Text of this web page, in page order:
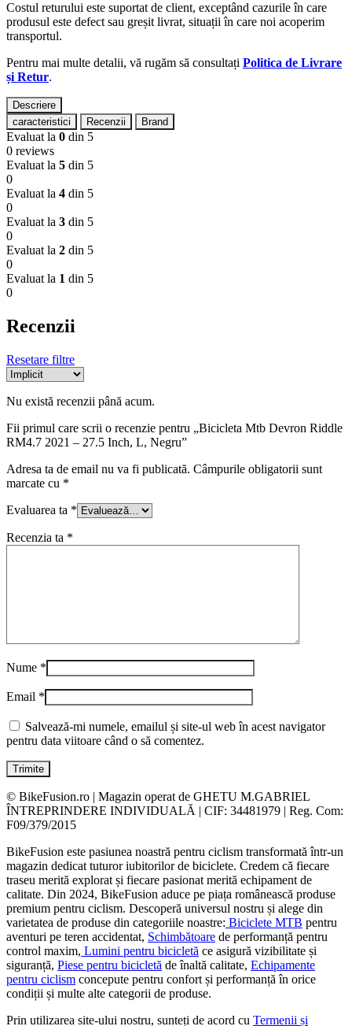
Costul returului este suportat de client, exceptând cazurile în care
produsul este defect sau greșit livrat, situații în care noi acoperim
transportul.
Pentru mai multe detalii, vă rugăm să consultați Politica de Livrare
și Retur.
Descriere
caracteristici
Recenzii Brand
Evaluat la 0 din 5
0 reviews
Evaluat la 5 din 5
0
Evaluat la 4 din 5
0
Evaluat la 3 din 5
0
Evaluat la 2 din 5
0
Evaluat la 1 din 5
0
Recenzii
Resetare filtre
Nu există recenzii până acum.
Fii primul care scrii o recenzie pentru „Bicicleta Mtb Devron Riddle
RM4.7 2021 – 27.5 Inch, L, Negru”
Adresa ta de email nu va fi publicată. Câmpurile obligatorii sunt
marcate cu *
Evaluarea ta *
Recenzia ta *
Nume *
Email *
Salvează-mi numele, emailul și site-ul web în acest navigator
pentru data viitoare când o să comentez.
© BikeFusion.ro | Magazin operat de GHETU M.GABRIEL
ÎNTREPRINDERE INDIVIDUALĂ | CIF: 34481979 | Reg. Com:
F09/379/2015
BikeFusion este pasiunea noastră pentru ciclism transformată într-un
magazin dedicat tuturor iubitorilor de biciclete. Credem că fiecare
traseu merită explorat și fiecare pasionat merită echipament de
calitate. Din 2024, BikeFusion aduce pe piața românească produse
premium pentru ciclism. Descoperă universul nostru și alege din
varietatea de produse din categoriile noastre: Biciclete MTB pentru
aventuri pe teren accidentat, Schimbătoare de performanță pentru
control maxim, Lumini pentru bicicletă ce asigură vizibilitate și
siguranță, Piese pentru bicicletă de înaltă calitate, Echipamente
pentru ciclism concepute pentru confort și performanță în orice
condiții și multe alte categorii de produse.
Prin utilizarea site-ului nostru, sunteți de acord cu Termenii și